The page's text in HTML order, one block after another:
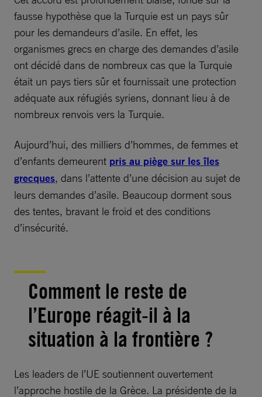
fausse hypothèse que la Turquie est un pays sûr
pour les demandeurs d’asile. En effet, les
organismes grecs en charge des demandes d’asile
ont décidé dans de nombreux cas que la Turquie
était un pays tiers sûr et fournissait une protection
adéquate aux réfugiés syriens, donnant lieu à de
nombreux renvois vers la Turquie.
Aujourd’hui, des milliers d’hommes, de femmes et
d’enfants demeurent pris au piège sur les îles
grecques, dans l’attente d’une décision au sujet de
leurs demandes d’asile. Beaucoup dorment sous
des tentes, bravant le froid et des conditions
d’insécurité.
Comment le reste de
l’Europe réagit-il à la
situation à la frontière ?
Les leaders de l’UE soutiennent ouvertement
l’approche hostile de la Grèce. La présidente de la